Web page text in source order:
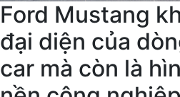
Ford Mustang
đại diện của
car mà còn là